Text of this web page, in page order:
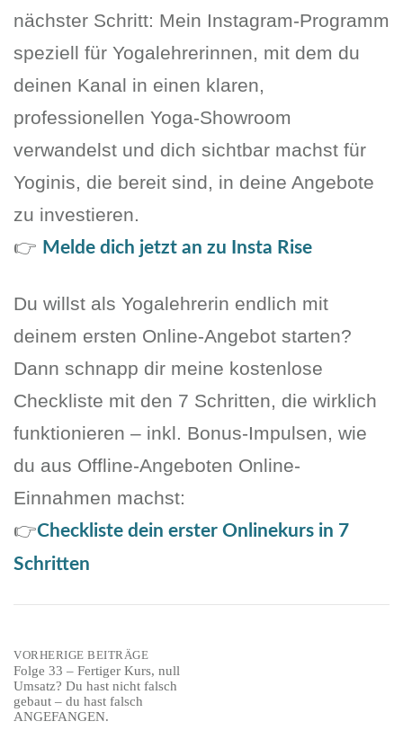
nächster Schritt: Mein Instagram-Programm
speziell für Yogalehrerinnen, mit dem du
deinen Kanal in einen klaren,
professionellen Yoga-Showroom
verwandelst und dich sichtbar machst für
Yoginis, die bereit sind, in deine Angebote
zu investieren.
👉 Melde dich jetzt an zu Insta Rise
Du willst als Yogalehrerin endlich mit
deinem ersten Online-Angebot starten?
Dann schnapp dir meine kostenlose
Checkliste mit den 7 Schritten, die wirklich
funktionieren – inkl. Bonus-Impulsen, wie
du aus Offline-Angeboten Online-
Einnahmen machst:
👉Checkliste dein erster Onlinekurs in 7
Schritten
Post
navigation
VORHERIGE BEITRÄGE
Folge 33 – Fertiger Kurs, null
Umsatz? Du hast nicht falsch
gebaut – du hast falsch
ANGEFANGEN.